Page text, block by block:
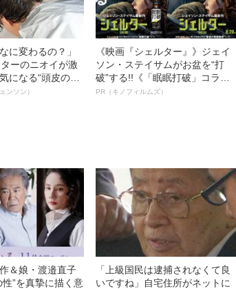
に変わるの？」
ーのニオイが激
なる“頭皮のニ
き”を解消す
ンソン）
《映画『シェルター』》ジェイ
ソン・ステイサムがお盆を“打
破”する!!《「眠眠打破」コラ
ボ》
PR（キノフィルムズ）
＆娘・渡邉直子
性”を真摯に描く意
「上級国民は逮捕されなくて良
いですね」自宅住所がネットに